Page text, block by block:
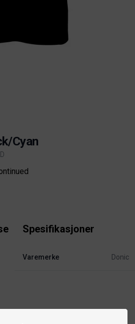
Cyan
Spesifikasjoner
Varemerke Donic